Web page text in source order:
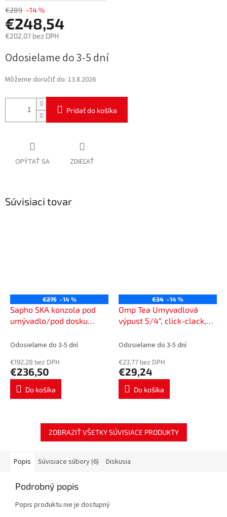
€289 –14 %
€248,54
€202,07 bez DPH
cena:
Odosielame do 3-5 dní
Môžeme doručiť do: 13.8.2026
Pridať do košíka
OPÝTAŤ SA ZDIEĽAŤ
Súvisiaci tovar
€275 –14 %
Sapho SKA konzola pod
umývadlo/pod dosku
mat, s bielou MDF policou
Odosielame do 3-5 dní
€192,28 bez DPH
€236,50
Do košíka
€34 –14 %
Omp Tea Umyvadlová
výpust 5/4“, click-clack,
chróm 7533.370.5
Odosielame do 3-5 dní
€23,77 bez DPH
€29,24
Do košíka
ZOBRAZIŤ VŠETKY SÚVISIACE PRODUKTY
Popis Súvisiace súbory (6) Diskusia
Podrobný popis
Popis produktu nie je dostupný